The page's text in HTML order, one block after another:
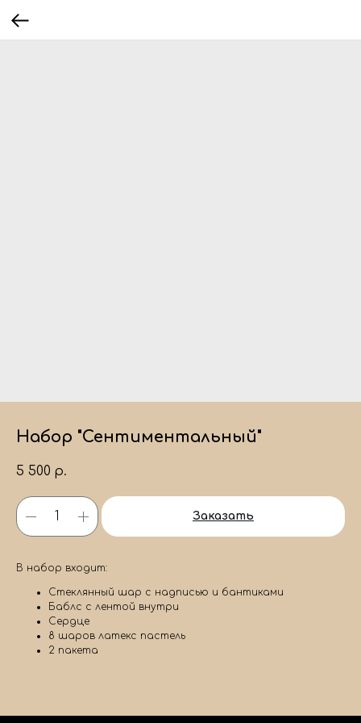
Набор "Сентиментальный"
5 500 р.
Заказать
В набор входит:
Стеклянный шар с надписью и бантиками
Баблс с лентой внутри
Сердце
8 шаров латекс пастель
2 пакета